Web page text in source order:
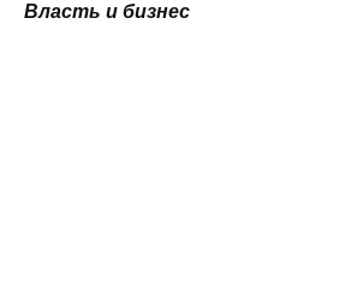
Власть и бизнес